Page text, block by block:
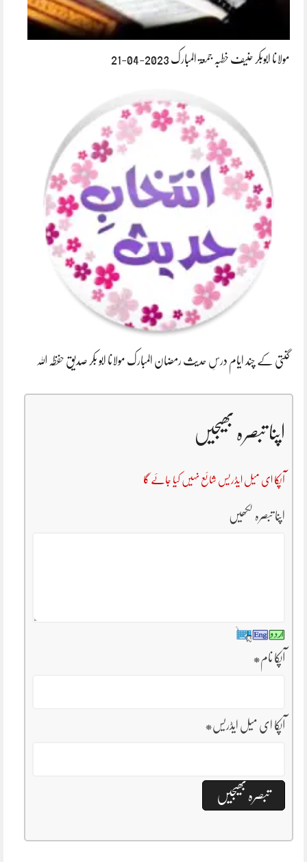
مولانا ابوبکر حنیف خطبہ جمعۃ المبارک 2023-04-21
گنتی کے چند ایام درسِ حدیث رمضان المبارک مولانا ابو بکر صدیق حفظہ اللہ
اپنا تبصرہ بھیجیں
آپکا ای میل ایڈریس شائع نہیں کیا جائے گا
اپنا تبصرہ لکھیں
آپکا نام*
آپکا ای میل ایڈریس*